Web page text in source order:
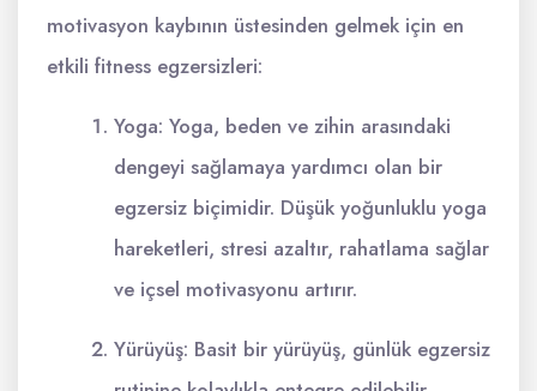
motivasyon kaybının üstesinden gelmek için en
etkili fitness egzersizleri:
Yoga: Yoga, beden ve zihin arasındaki
dengeyi sağlamaya yardımcı olan bir
egzersiz biçimidir. Düşük yoğunluklu yoga
hareketleri, stresi azaltır, rahatlama sağlar
ve içsel motivasyonu artırır.
Yürüyüş: Basit bir yürüyüş, günlük egzersiz